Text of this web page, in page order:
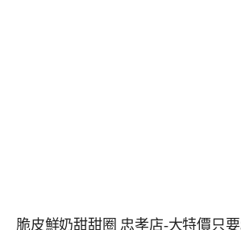
脆皮鮮奶甜甜圈 忠孝店-大特價只